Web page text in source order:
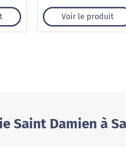
Voir le produit
Saint Damien à